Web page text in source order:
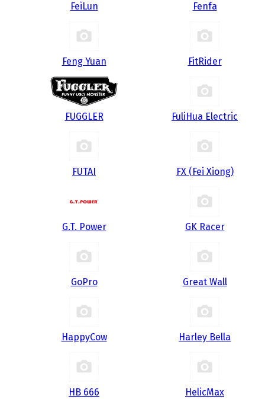
FeiLun Fenfa
Feng Yuan FitRider
FUGGLER FuliHua Electric
FUTAI FX (Fei Xiong)
G.T. Power GK Racer
GoPro Great Wall
HappyCow Harley Bella
HB 666 HelicMax